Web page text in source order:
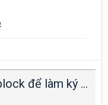
nhập các text đi theo các block để làm ký hiệu